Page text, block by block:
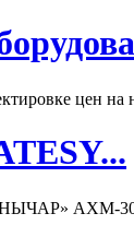
цен на
АХМ-